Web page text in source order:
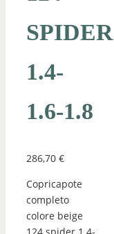
SPIDER
1.4-
1.6-1.8
286,70 €
Copricapote
completo
colore beige